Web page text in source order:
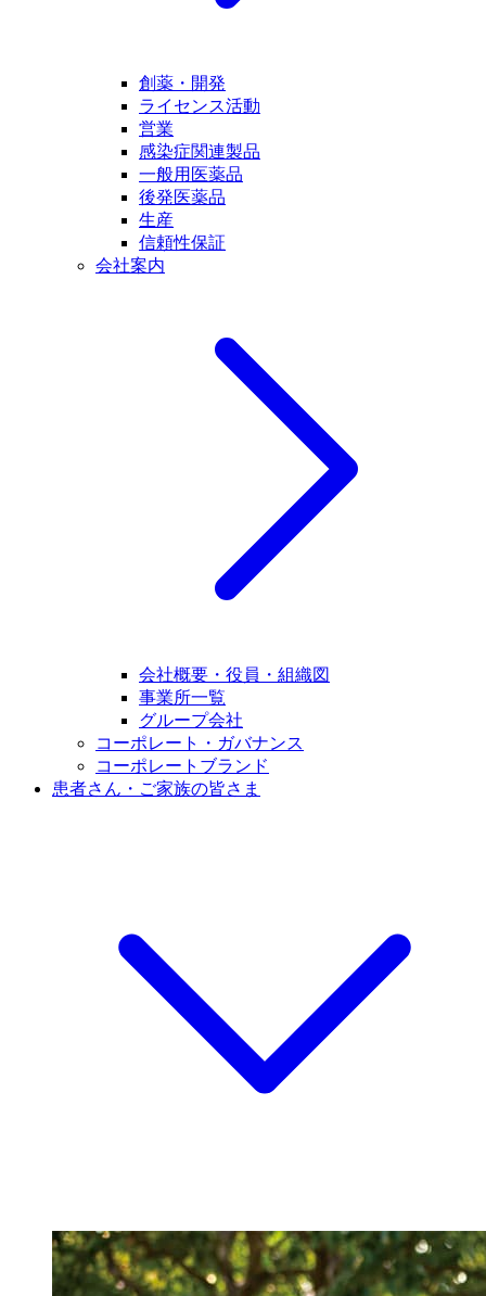
創薬・開発
ライセンス活動
営業
感染症関連製品
一般用医薬品
後発医薬品
生産
信頼性保証
会社案内
会社概要・役員・組織図
事業所一覧
グループ会社
コーポレート・ガバナンス
コーポレートブランド
患者さん・ご家族の皆さま